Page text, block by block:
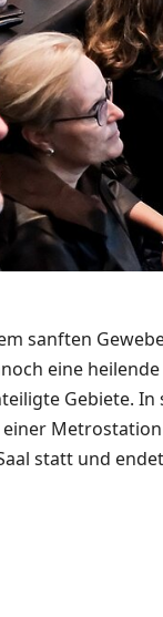
sanften
eine
Gebiete. In
statt und